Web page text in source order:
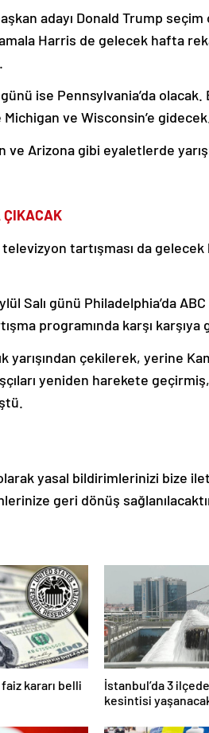
adayı Donald Trump seçim
Harris de gelecek hafta
ise Pennsylvania’da olacak.
Michigan ve Wisconsin’e gidecek.
Arizona gibi eyaletlerde
ÇIKACAK
televizyon tartışması da
Salı günü Philadelphia’da ABC
programında karşı karşıya
yarışından çekilerek, yerine
yeniden harekete
yasal bildirimlerinizi bize
geri dönüş
faiz kararı belli
İstanbul’da 3
kesintisi